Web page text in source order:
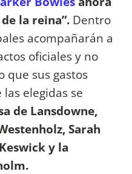
la reina”. Dentro
acompañarán a
oficiales y no
que sus gastos
elegidas se
de Lansdowne,
Sarah
y la